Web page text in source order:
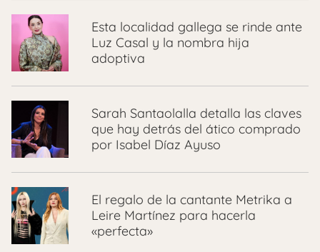
Esta localidad gallega se rinde ante
Luz Casal y la nombra hija
adoptiva
Sarah Santaolalla detalla las claves
que hay detrás del ático comprado
por Isabel Díaz Ayuso
El regalo de la cantante Metrika a
Leire Martínez para hacerla
«perfecta»